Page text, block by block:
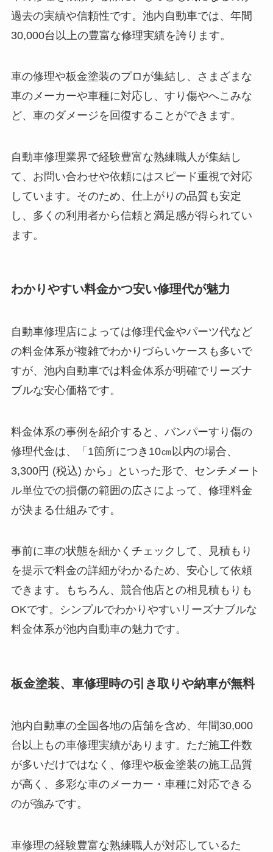
過去の実績や信頼性です。池内自動車では、年間
30,000台以上の豊富な修理実績を誇ります。
車の修理や板金塗装のプロが集結し、さまざまな
車のメーカーや車種に対応し、すり傷やへこみな
ど、車のダメージを回復することができます。
自動車修理業界で経験豊富な熟練職人が集結し
て、お問い合わせや依頼にはスピード重視で対応
しています。そのため、仕上がりの品質も安定
し、多くの利用者から信頼と満足感が得られてい
ます。
わかりやすい料金かつ安い修理代が魅力
自動車修理店によっては修理代金やパーツ代など
の料金体系が複雑でわかりづらいケースも多いで
すが、池内自動車では料金体系が明確でリーズナ
ブルな安心価格です。
料金体系の事例を紹介すると、バンパーすり傷の
修理代金は、「1箇所につき10㎝以内の場合、
3,300円 (税込) から」といった形で、センチメート
ル単位での損傷の範囲の広さによって、修理料金
が決まる仕組みです。
事前に車の状態を細かくチェックして、見積もり
を提示で料金の詳細がわかるため、安心して依頼
できます。もちろん、競合他店との相見積もりも
OKです。シンプルでわかりやすいリーズナブルな
料金体系が池内自動車の魅力です。
板金塗装、車修理時の引き取りや納車が無料
池内自動車の全国各地の店舗を含め、年間30,000
台以上もの車修理実績があります。ただ施工件数
が多いだけではなく、修理や板金塗装の施工品質
が高く、多彩な車のメーカー・車種に対応できる
のが強みです。
車修理の経験豊富な熟練職人が対応しているた